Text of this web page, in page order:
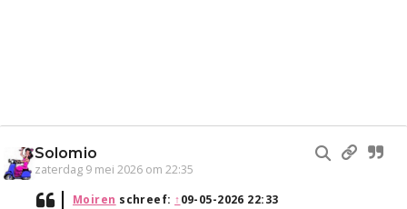
Solomio
zaterdag 9 mei 2026 om 22:35
Moiren schreef: ↑09-05-2026 22:33